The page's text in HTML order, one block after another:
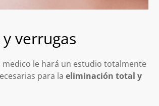
verrugas
le hará un estudio totalmente
para la eliminación total y